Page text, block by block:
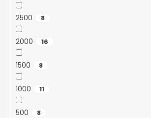
2500 8
2000 16
1500 8
1000 11
500 8